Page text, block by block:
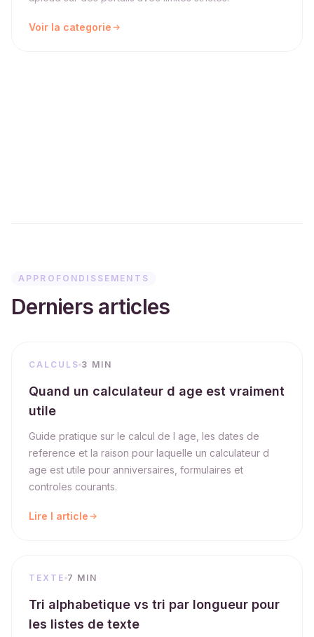
Voir la categorie
APPROFONDISSEMENTS
Derniers articles
CALCULS 3 MIN
Quand un calculateur d age est vraiment
utile
Guide pratique sur le calcul de l age, les dates de
reference et la raison pour laquelle un calculateur d
age est utile pour anniversaires, formulaires et
controles courants.
Lire l article
TEXTE 7 MIN
Tri alphabetique vs tri par longueur pour
les listes de texte